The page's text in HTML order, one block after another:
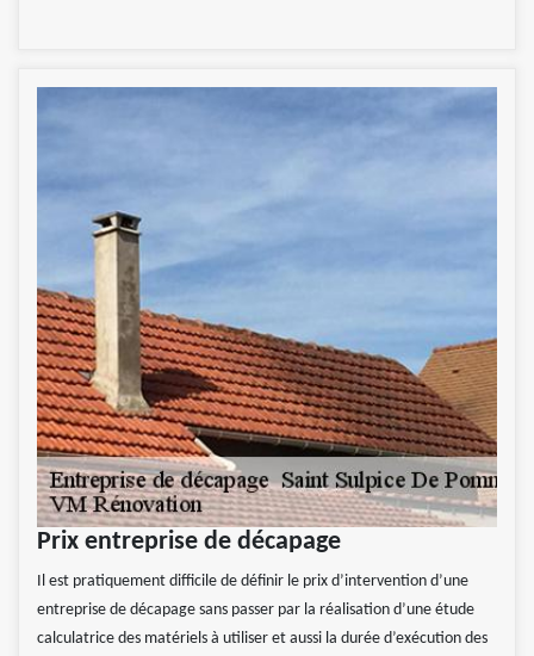
Prix entreprise de décapage
Il est pratiquement difficile de définir le prix d’intervention d’une
entreprise de décapage sans passer par la réalisation d’une étude
calculatrice des matériels à utiliser et aussi la durée d’exécution des